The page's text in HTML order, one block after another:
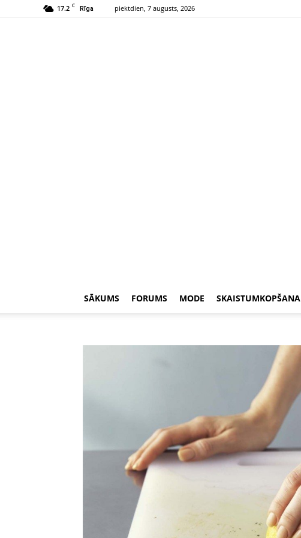
17.2 C Rīga piektdien, 7 augusts, 2026
SĀKUMS FORUMS MODE SKAISTUMKOPŠANA